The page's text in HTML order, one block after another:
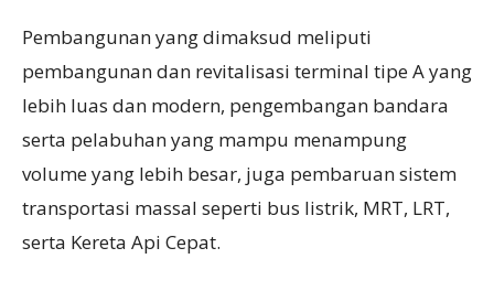
Pembangunan yang dimaksud meliputi
pembangunan dan revitalisasi terminal tipe A yang
lebih luas dan modern, pengembangan bandara
serta pelabuhan yang mampu menampung
volume yang lebih besar, juga pembaruan sistem
transportasi massal seperti bus listrik, MRT, LRT,
serta Kereta Api Cepat.